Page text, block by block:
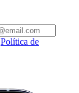
Política de